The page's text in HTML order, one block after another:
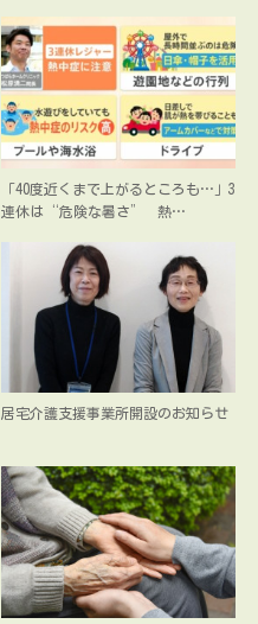
「40度近くまで上がるところも…」3
連休は“危険な暑さ” 熱…
居宅介護支援事業所開設のお知らせ